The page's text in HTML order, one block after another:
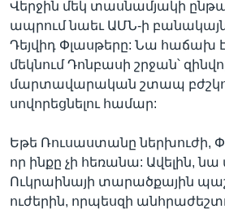
Վերջին մեկ տասնամյակի
ապրում նաեւ ԱՄՆ-ի
Դեյվիդ Փլասթերը: Նա հաճախ
մեկնում Դոնբասի շրջան՝
մարտավարական շտապ
սովորեցնելու համար:
Եթե Ռուսաստանը ներխուժի,
որ ինքը չի հեռանա: Ավելին, նա
Ուկրաինայի տարածքային
ուժերին, որպեսզի